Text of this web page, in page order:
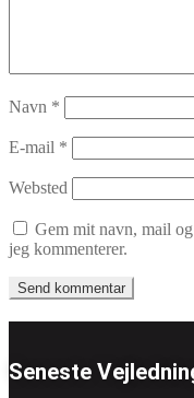
Navn *
E-mail *
Websted
Gem mit navn, mail
jeg kommenterer.
Seneste